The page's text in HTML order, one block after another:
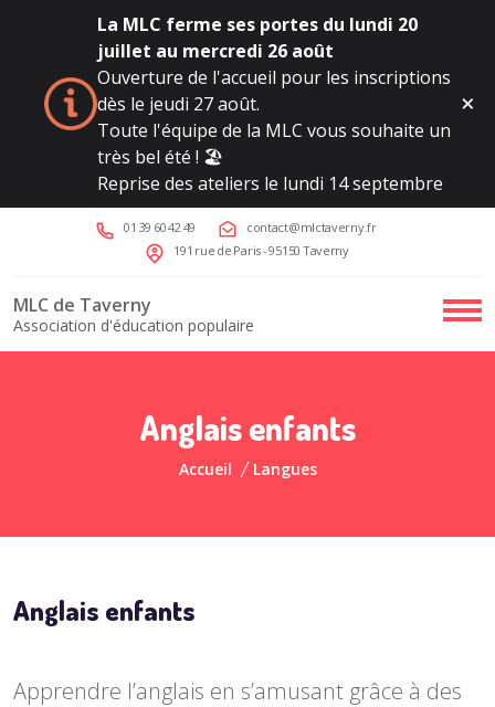
La MLC ferme ses portes du lundi 20
juillet au mercredi 26 août
Ouverture de l'accueil pour les inscriptions
dès le jeudi 27 août.
Toute l'équipe de la MLC vous souhaite un
très bel été ! 🏖️
Reprise des ateliers le lundi 14 septembre
01 39 60 42 49
contact@mlctaverny.fr
191 rue de Paris - 95150 Taverny
MLC de Taverny
Association d'éducation populaire
Anglais enfants
Accueil Langues
Anglais enfants
Apprendre l’anglais en s’amusant grâce à des